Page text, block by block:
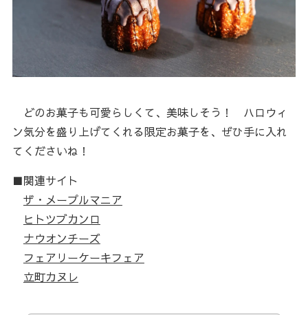
どのお菓子も可愛らしくて、美味しそう！ ハロウィ
ン気分を盛り上げてくれる限定お菓子を、ぜひ手に入れ
てくださいね！
■関連サイト
ザ・メープルマニア
ヒトツブカンロ
ナウオンチーズ
フェアリーケーキフェア
立町カヌレ